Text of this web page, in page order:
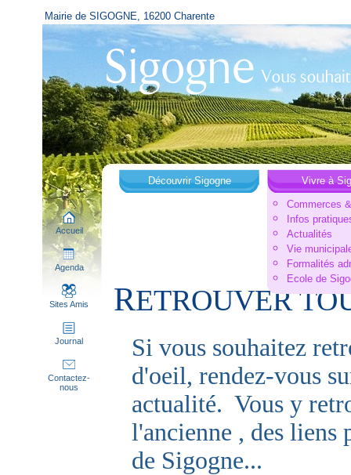
Mairie de SIGOGNE, 16200 Charente
Accueil
Agenda
Sites Amis
Journal
Contactez-
nous
Découvrir Sigogne
Vivre à
Commerces
Infos
Actualités
Vie
Formalités
Ecole de
RETROUVER
Si vous souhaitez
d'oeil, rendez-vous
actualité. Vous y
l'ancienne , des liens
de Sigogne...